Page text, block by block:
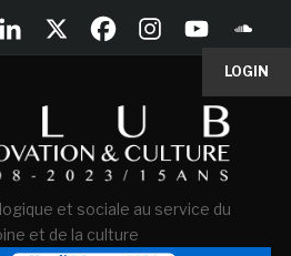
LOGIN
et sociale au service du
et de la culture